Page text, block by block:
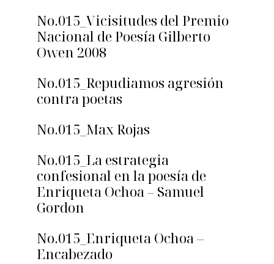
No.015_Vicisitudes del Premio
Nacional de Poesía Gilberto
Owen 2008
No.015_Repudiamos agresión
contra poetas
No.015_Max Rojas
No.015_La estrategia
confesional en la poesía de
Enriqueta Ochoa – Samuel
Gordon
No.015_Enriqueta Ochoa –
Encabezado